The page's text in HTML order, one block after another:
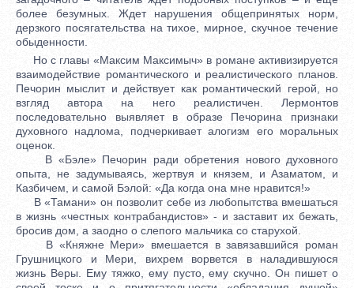
более безумных. Ждет нарушения общепринятых норм,
дерзкого посягательства на тихое, мирное, скучное течение
обыденности.
Но с главы «Максим Максимыч» в романе активизируется
взаимодействие романтического и реалистического планов.
Печорин мыслит и действует как романтический герой, но
взгляд автора на него реалистичен. Лермонтов
последовательно выявляет в образе Печорина признаки
духовного надлома, подчеркивает алогизм его моральных
оценок.
В «Бэле» Печорин ради обретения нового духовного
опыта, не задумываясь, жертвуя и князем, и Азаматом, и
Казбичем, и самой Бэлой: «Да когда она мне нравится!»
В «Тамани» он позволит себе из любопытства вмешаться
в жизнь «честных контрабандистов» - и заставит их бежать,
бросив дом, а заодно о слепого мальчика со старухой.
В «Княжне Мери» вмешается в завязавшийся роман
Грушницкого и Мери, вихрем ворвется в наладившуюся
жизнь Веры. Ему тяжко, ему пусто, ему скучно. Он пишет о